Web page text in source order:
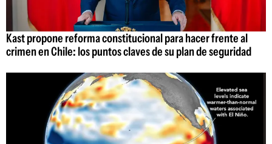
Kast propone reforma constitucional para hacer frente al
crimen en Chile: los puntos claves de su plan de seguridad